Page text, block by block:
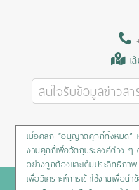
เ
Privacy Policy/
Copyright © 2020
เมื่อคลิก “อนุญาตคุกกี้ทั้งหมด” ห
งานคุกกี้เพื่อวัตถุประสงค์ต่าง ๆ
อย่างถูกต้องและเต็มประสิทธิภา
เพื่อวิเคราะห์การเข้าใช้งานเพื่อ